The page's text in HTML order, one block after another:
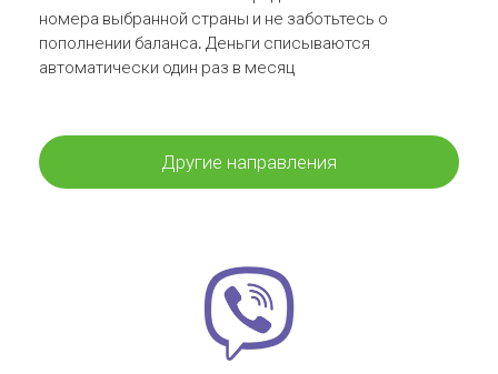
номера выбранной страны и не заботьтесь о
пополнении баланса. Деньги списываются
автоматически один раз в месяц
Другие направления